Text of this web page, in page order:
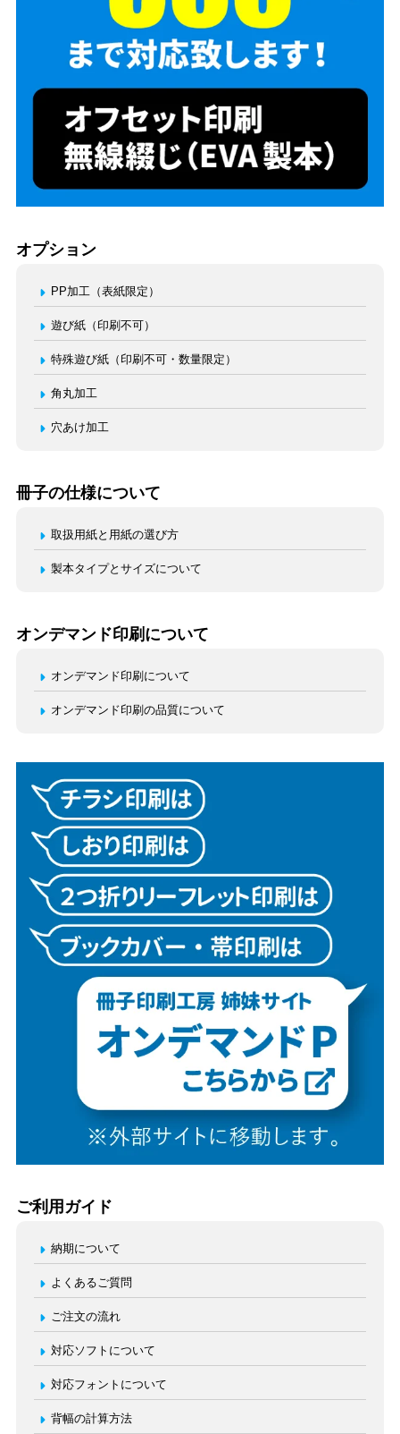
オプション
PP加工（表紙限定）
遊び紙（印刷不可）
特殊遊び紙（印刷不可・数量限定）
角丸加工
穴あけ加工
冊子の仕様について
取扱用紙と用紙の選び方
製本タイプとサイズについて
オンデマンド印刷について
オンデマンド印刷について
オンデマンド印刷の品質について
ご利用ガイド
納期について
よくあるご質問
ご注文の流れ
対応ソフトについて
対応フォントについて
背幅の計算方法